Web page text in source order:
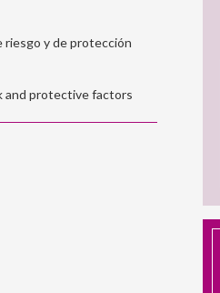
riesgo y de protección
and protective factors